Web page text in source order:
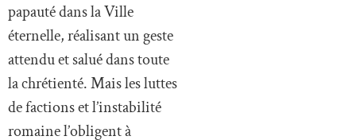
papauté dans la Ville
éternelle, réalisant un geste
attendu et salué dans toute
la chrétienté. Mais les luttes
de factions et l’instabilité
romaine l’obligent à